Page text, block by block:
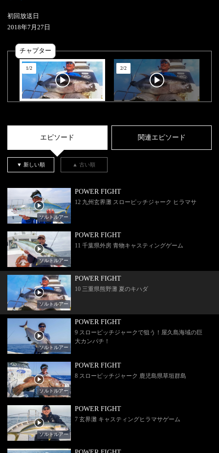
初回放送日
2018年7 月 27 日
チャプター
1/2 2/2
エピソード 関連エピソード
▼ 新しい順 ▲ 古い順
ソルトルアー
POWER FIGHT
12 九州玄界灘 スローピッチジャーク ヒラマサ
ソルトルアー
POWER FIGHT
11 千葉県外房 青物キャスティングゲーム
ソルトルアー
POWER FIGHT
10 三重県熊野灘 夏のキハダ
ソルトルアー
POWER FIGHT
9 スローピッチジャークで狙う！屋久島海域の巨
大カンパチ！
ソルトルアー
POWER FIGHT
8 スローピッチジャーク 鹿児島県草垣群島
ソルトルアー
POWER FIGHT
7 玄界灘 キャスティングヒラマサゲーム